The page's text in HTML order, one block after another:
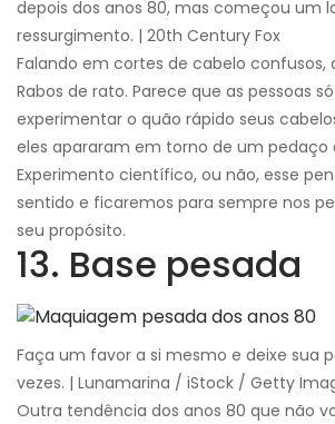
depois dos anos 80, mas começou um
ressurgimento. | 20th Century Fox
Falando em cortes de cabelo confusos,
Rabos de rato. Parece que as pessoas
experimentar o quão rápido seus
eles apararam em torno de um pedaço
Experimento científico, ou não, esse
sentido e ficaremos para sempre nos
seu propósito.
13. Base pesada
Faça um favor a si mesmo e deixe sua
vezes. | Lunamarina / iStock / Getty
Outra tendência dos anos 80 que não